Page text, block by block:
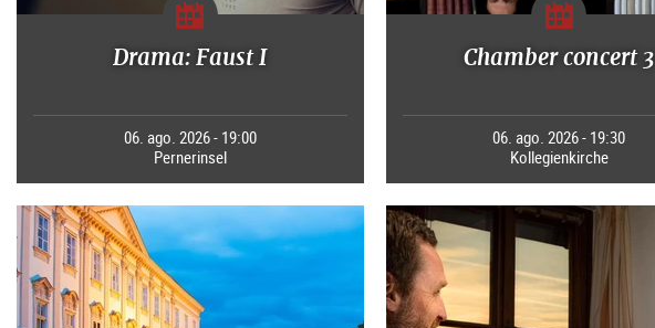
Drama: Faust I
06. ago. 2026 - 19:00
Pernerinsel
Chamber concert 3
06. ago. 2026 - 19:30
Kollegienkirche